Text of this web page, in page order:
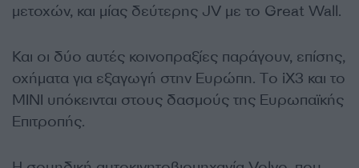
μετοχών, και μίας δεύτερης JV με το Great Wall.
Και οι δύο αυτές κοινοπραξίες παράγουν, επίσης,
οχήματα για εξαγωγή στην Ευρώπη. Tο iX3 και το
MΙΝΙ υπόκεινται στους δασμούς της Ευρωπαϊκής
Επιτροπής.